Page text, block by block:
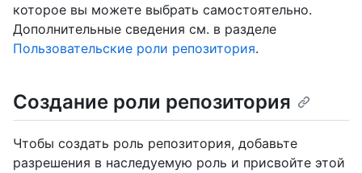
которое вы можете выбрать самостоятельно.
Дополнительные сведения см. в разделе
Пользовательские роли репозитория.
Создание роли репозитория
Чтобы создать роль репозитория, добавьте
разрешения в наследуемую роль и присвойте этой